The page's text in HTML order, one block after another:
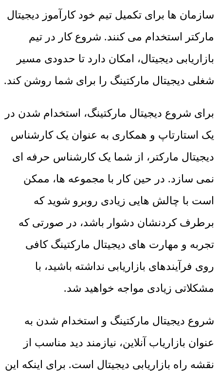
سازمان ها برای تکمیل تیم خود کارآموز دیجیتال
مارکتر استخدام می کنند. شروع کار در تیم
بازاریابی دیجیتال، امکان دارد تا حدودی مسیر
شغلی دیجیتال مارکتینگ را برای شما روشن کند.
برای شروع دیجیتال مارکتینگ، استخدام شدن در
یک استارتاپ و همکاری به عنوان یک کارشناس
دیجیتال مارکتر، از شما یک کارشناس حرفه ای
نمی سازد. در حین کار با مجموعه ها، ممکن
است با چالش هایی زیادی روبرو شوید که
برطرف کردنشان دشوار باشد، در صورتی که
تجربه و مهارت های دیجیتال مارکتینگ کافی
روی فرآیندهای بازاریابی نداشته باشید، با
مشکلاتی زیادی مواجه خواهید شد.
شروع دیجیتال مارکتینگ و استخدام شدن به
عنوان بازاریاب آنلاین، نیازمند دید مناسب از
نقشه راه بازاریابی دیجیتال است. برای اینکه این